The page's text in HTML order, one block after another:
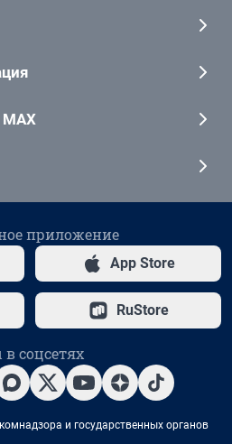
приложение
App Store
RuStore
соцсетях
и государственных органов